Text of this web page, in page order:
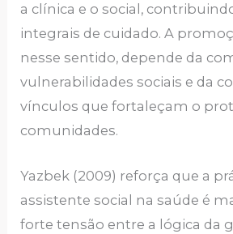
a clínica e o social,
integrais de cuidado. A
nesse sentido, depende da
vulnerabilidades sociais e da
vínculos que fortaleçam o
comunidades.
Yazbek (2009) reforça que a
assistente social na saúde é
forte tensão entre a lógica da